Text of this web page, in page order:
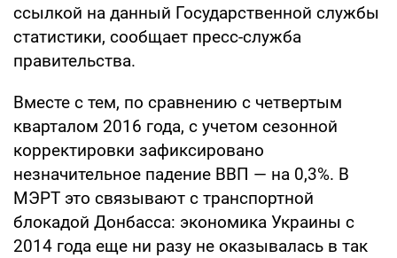
ссылкой на данный Государственной службы
статистики, сообщает пресс-служба
правительства.
Вместе с тем, по сравнению с четвертым
кварталом 2016 года, с учетом сезонной
корректировки зафиксировано
незначительное падение ВВП — на 0,3%. В
МЭРТ это связывают с транспортной
блокадой Донбасса: экономика Украины с
2014 года еще ни разу не оказывалась в так